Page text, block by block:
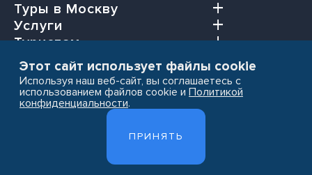
Туры в Москву
Услуги
Туристам
Агентствам
Политика конфиденциальности
Этот сайт использует файлы cookie
Используя наш веб-сайт, вы соглашаетесь с
использованием файлов cookie и Политикой
конфиденциальности.
ПРИНЯТЬ